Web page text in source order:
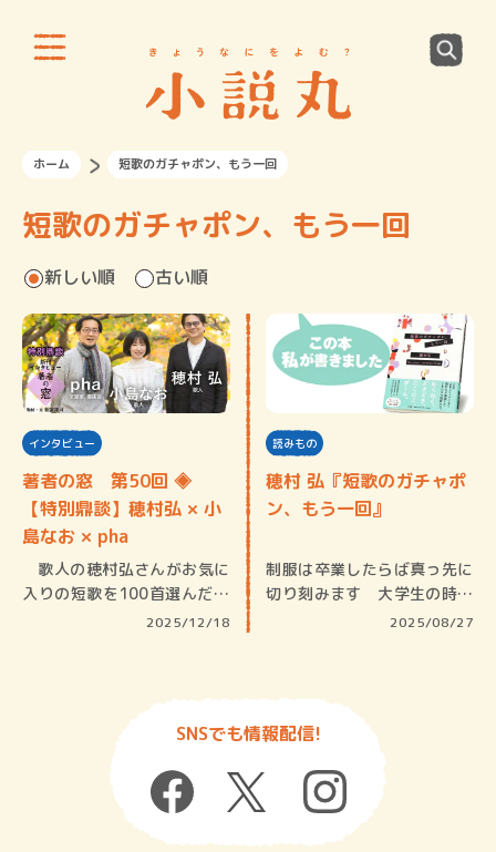
ホーム 短歌のガチャポン、もう一回
短歌のガチャポン、もう一回
新しい順 古い順
インタビュー
著者の窓 第50回 ◈
【特別鼎談】穂村弘 × 小
島なお × pha
歌人の穂村弘さんがお気に
入りの短歌を100首選んだア
2025/12/18
読みもの
穂村 弘『短歌のガチャポ
ン、もう一回』
制服は卒業したらば真っ先に
切り刻みます 大学生の時に
2025/08/27
SNSでも情報配信!